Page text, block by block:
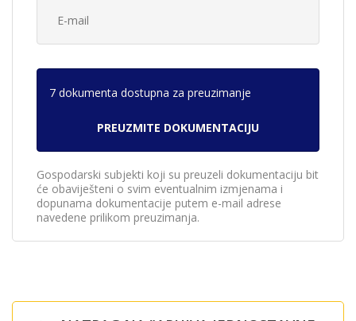
7 dokumenta dostupna za preuzimanje
Gospodarski subjekti koji su preuzeli dokumentaciju bit
će obaviješteni o svim eventualnim izmjenama i
dopunama dokumentacije putem e-mail adrese
navedene prilikom preuzimanja.